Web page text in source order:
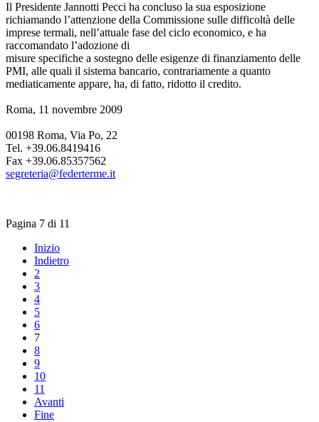
Il Presidente Jannotti Pecci ha concluso la sua esposizione
richiamando l’attenzione della Commissione sulle difficoltà delle
imprese termali, nell’attuale fase del ciclo economico, e ha
raccomandato l’adozione di
misure specifiche a sostegno delle esigenze di finanziamento delle
PMI, alle quali il sistema bancario, contrariamente a quanto
mediaticamente appare, ha, di fatto, ridotto il credito.
Roma, 11 novembre 2009
00198 Roma, Via Po, 22
Tel. +39.06.8419416
Fax +39.06.85357562
segreteria@federterme.it
Pagina 7 di 11
Inizio
Indietro
2
3
4
5
6
7
8
9
10
11
Avanti
Fine